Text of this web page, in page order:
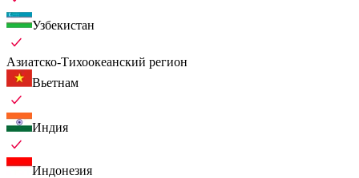
Узбекистан
Азиатско-Тихоокеанский регион
Вьетнам
Индия
Индонезия